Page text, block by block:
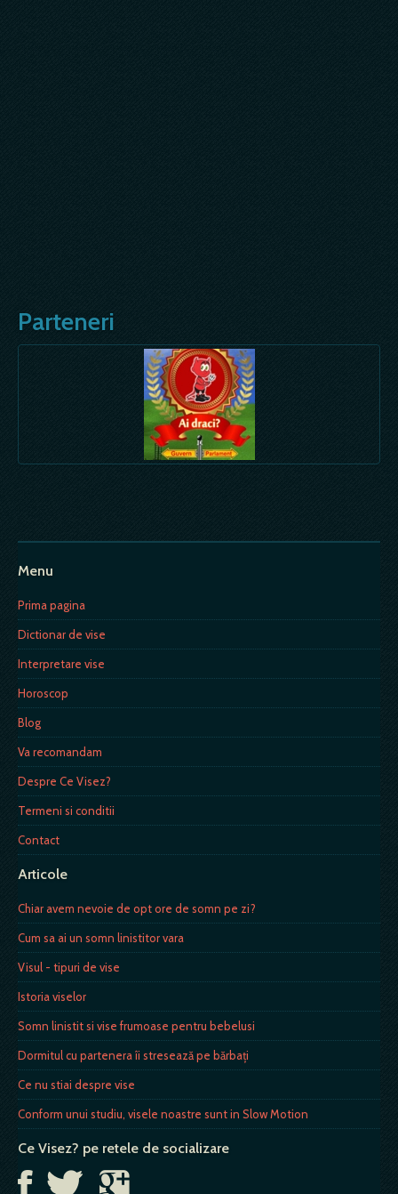
Parteneri
Menu
Prima pagina
Dictionar de vise
Interpretare vise
Horoscop
Blog
Va recomandam
Despre Ce Visez?
Termeni si conditii
Contact
Articole
Chiar avem nevoie de opt ore de somn pe zi?
Cum sa ai un somn linistitor vara
Visul - tipuri de vise
Istoria viselor
Somn linistit si vise frumoase pentru bebelusi
Dormitul cu partenera îi stresează pe bărbaţi
Ce nu stiai despre vise
Conform unui studiu, visele noastre sunt in Slow Motion
Ce Visez? pe retele de socializare